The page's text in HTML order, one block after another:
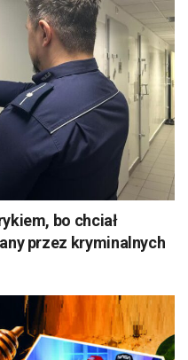
bo chciał
przez kryminalnych